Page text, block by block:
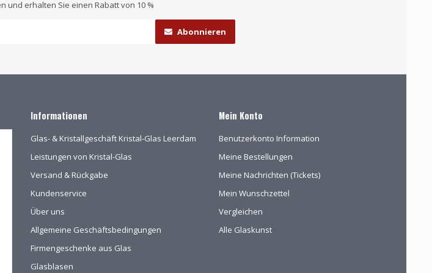
und erhalten Sie einen Rabatt von 10 %
Abonnieren
Informationen
Glas- & Kristallgeschäft Kristal-Glas Leerdam
Leistungen von Kristal-Glas
Versand & Rückgabe
Kundenservice
Über uns
Allgemeine Geschäftsbedingungen
Firmengeschenke aus Glas
Glasblasen
Mein Konto
Benutzerkonto Information
Meine Bestellungen
Meine Nachrichten (Tickets)
Mein Wunschzettel
Vergleichen
Alle Glaskunst